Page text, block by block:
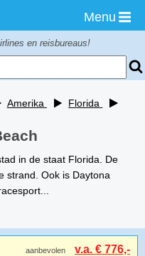
Menu
en reisbureaus!
Amerika
Florida
in de staat Florida. De
strand. Ook is Daytona
aanbevolen v.a. € 776,-